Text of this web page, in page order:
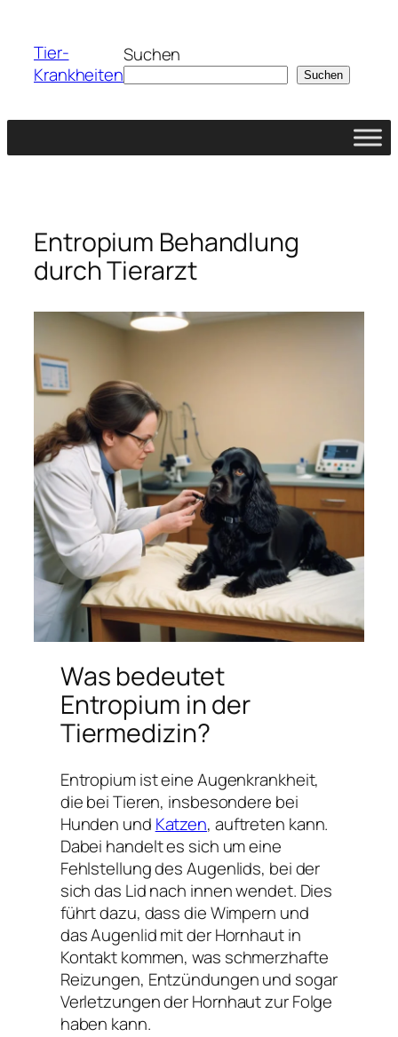
springen
Tier-
Krankheiten
Suchen
Suchen
Entropium Behandlung
durch Tierarzt
Was bedeutet
Entropium in der
Tiermedizin?
Entropium ist eine Augenkrankheit,
die bei Tieren, insbesondere bei
Hunden und Katzen, auftreten kann.
Dabei handelt es sich um eine
Fehlstellung des Augenlids, bei der
sich das Lid nach innen wendet. Dies
führt dazu, dass die Wimpern und
das Augenlid mit der Hornhaut in
Kontakt kommen, was schmerzhafte
Reizungen, Entzündungen und sogar
Verletzungen der Hornhaut zur Folge
haben kann.